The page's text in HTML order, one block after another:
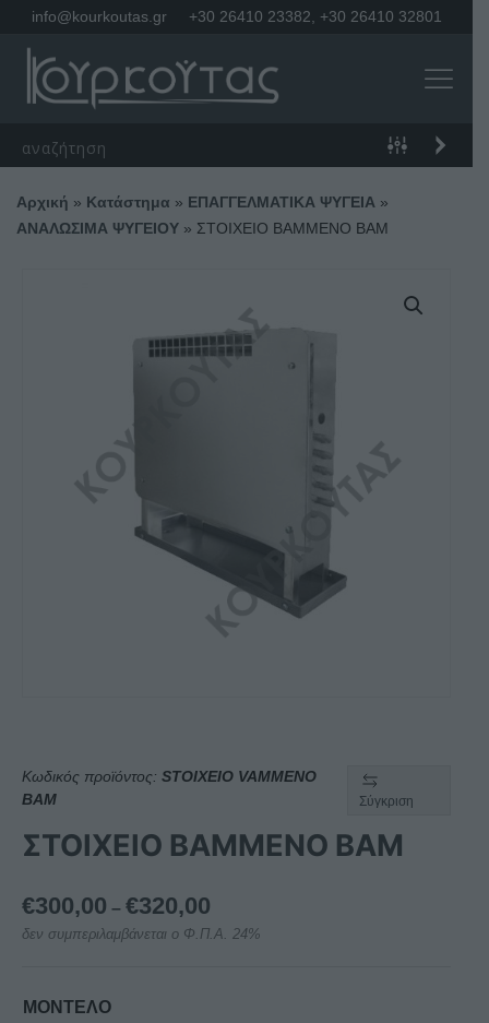
info@kourkoutas.gr +30 26410 23382 +30 26410 32801
Αρχική » Κατάστημα » ΕΠΑΓΓΕΛΜΑΤΙΚΑ ΨΥΓΕΙΑ »
ΑΝΑΛΩΣΙΜΑ ΨΥΓΕΙΟΥ » ΣΤΟΙΧΕΙΟ ΒΑΜΜΕΝΟ BAM
Κωδικός προϊόντος: STOIXEIO VAMMENO
BAM
Σύγκριση
ΣΤΟΙΧΕΙΟ ΒΑΜΜΕΝΟ BAM
€300,00 – €320,00
range:
δεν συμπεριλαμβάνεται ο Φ.Π.Α. 24%
ΜΟΝΤΕΛΟ